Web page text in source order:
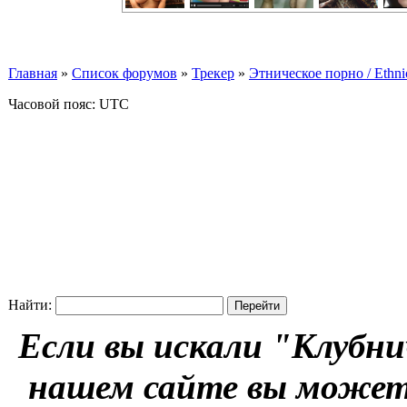
Главная » Список форумов » Трекер » Этническое порно /
Часовой пояс: UTC
Найти:
Если вы искали
нашем сайте вы